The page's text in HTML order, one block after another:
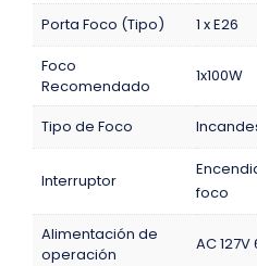
Porta Foco (Tipo)
1 x E26
Foco
Recomendado
1x100W
Tipo de Foco
Interruptor
foco
Alimentación de
operación
AC 127V